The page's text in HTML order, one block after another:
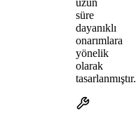
süre
dayanıklı
onarımlara
yönelik
olarak
tasarlanmıştır.